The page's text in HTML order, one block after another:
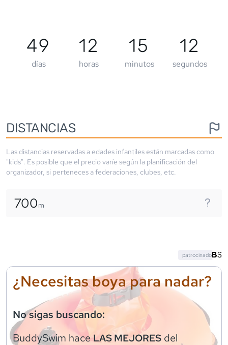
49
días
12
horas
15
minutos
12
segundos
DISTANCIAS
Las distancias reservadas a edades infantiles están marcadas como
"kids". Es posible que el precio varíe según la planificación del
organizador, si perteneces a federaciones, clubes, etc.
700m
¿Necesitas boya para nadar?
No sigas buscando:
BuddySwim haceLAS MEJORES del
patrocinado